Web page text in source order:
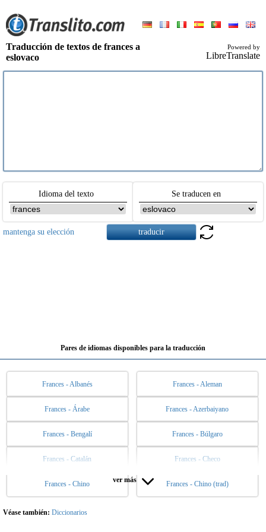
Traducción de textos de frances a
eslovaco
Powered by
LibreTranslate
Idioma del texto Se traducen en
mantenga su elección
Pares de idiomas disponibles para la traducción
Frances - Albanés Frances - Aleman
Frances - Árabe Frances - Azerbaiyano
Frances - Bengalí Frances - Búlgaro
Frances - Catalán Frances - Checo
Frances - Chino Frances - Chino (trad)
Frances - Danés Frances - Eslovaco
Frances - Esloveno
ver más
Véase también: Diccionarios